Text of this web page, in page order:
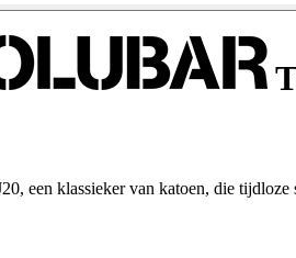
een klassieker van katoen, die